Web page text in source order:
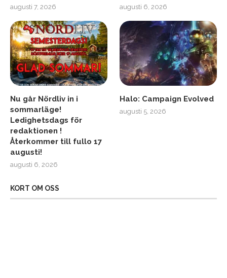
augusti 7, 2026 augusti 6, 2026
Nu går Nördliv in i
sommarläge!
Ledighetsdags för
redaktionen !
Återkommer till fullo 17
augusti!
augusti 6, 2026
Halo: Campaign Evolved
augusti 5, 2026
KORT OM OSS